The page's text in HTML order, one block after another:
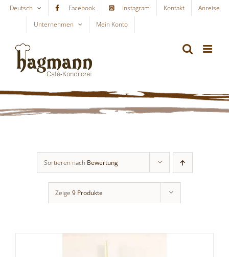
Skip
content
Deutsch Facebook Instagram Kontakt
Anreise
Unternehmen
Mein Konto
Sortieren nach Bewertung
Zeige 9 Produkte